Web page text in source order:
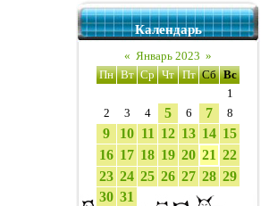
Календарь
« Январь 2023 »
Пн Вт Ср Чт Пт Сб Вс
1
2
3 4 5 6 7 8
9 10 11 12 13 14 15
16 17 18 19 20 21 22
23 24 25 26 27 28 29
30 31